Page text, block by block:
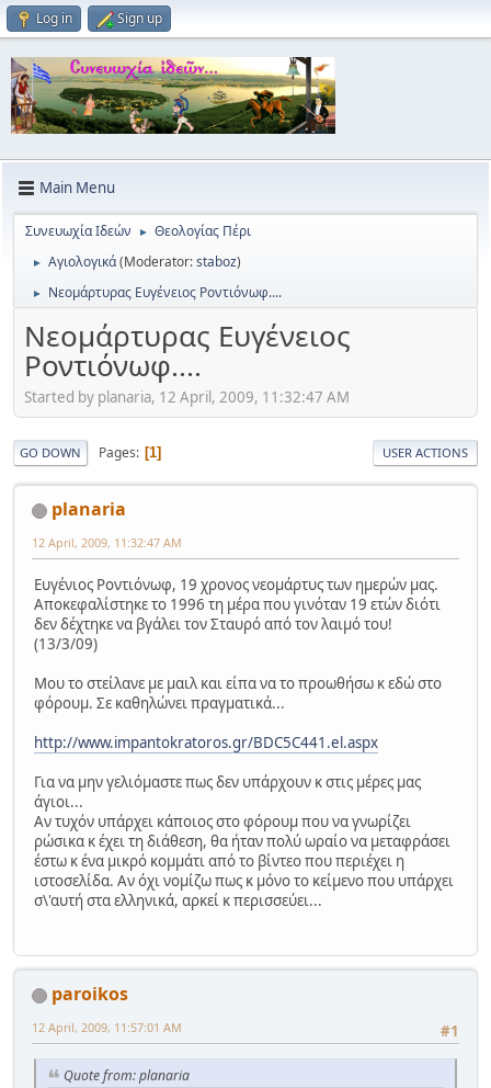
Log in Sign up
Main Menu
Συνευωχία Ιδεών ► Θεολογίας Πέρι
► Αγιολογικά(Moderator:staboz)
► Νεομάρτυρας Ευγένειος Ροντιόνωφ....
Νεομάρτυρας Ευγένειος
Ροντιόνωφ....
Started by planaria, 12 April, 2009, 11:32:47 AM
GO DOWN Pages 1 USER ACTIONS
planaria
12 April, 2009, 11:32:47 AM
Ευγένιος Ροντιόνωφ, 19 χρονος νεομάρτυς των ημερών μας.
Αποκεφαλίστηκε το 1996 τη μέρα που γινόταν 19 ετών διότι
δεν δέχτηκε να βγάλει τον Σταυρό από τον λαιμό του!
(13/3/09)
Μου το στείλανε με μαιλ και είπα να το προωθήσω κ εδώ στο
φόρουμ. Σε καθηλώνει πραγματικά...
http://www.impantokratoros.gr/BDC5C441.el.aspx
Για να μην γελιόμαστε πως δεν υπάρχουν κ στις μέρες μας
άγιοι...
Αν τυχόν υπάρχει κάποιος στο φόρουμ που να γνωρίζει
ρώσικα κ έχει τη διάθεση, θα ήταν πολύ ωραίο να μεταφράσει
έστω κ ένα μικρό κομμάτι από το βίντεο που περιέχει η
ιστοσελίδα. Αν όχι νομίζω πως κ μόνο το κείμενο που υπάρχει
σ\'αυτή στα ελληνικά, αρκεί κ περισσεύει...
paroikos
#1
12 April, 2009, 11:57:01 AM
Quote from: planaria